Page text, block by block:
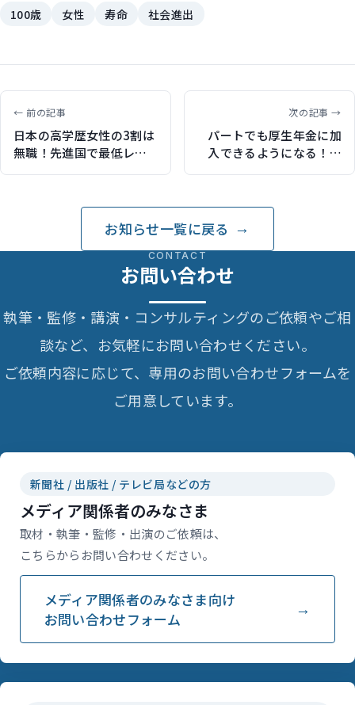
100歳 女性 寿命 社会進出
← 前の記事
日本の高学歴女性の3割は
無職！先進国で最低レベ
次の記事 →
パートでも厚生年金に加
入できるようになる！
お知らせ一覧に戻る
CONTACT
お問い合わせ
執筆・監修・講演・コンサルティングのご依頼やご相
談など、お気軽にお問い合わせください。
ご依頼内容に応じて、専用のお問い合わせフォームを
ご用意しています。
新聞社 / 出版社 / テレビ局などの方
メディア関係者のみなさま
取材・執筆・監修・出演のご依頼は、
こちらからお問い合わせください。
メディア関係者のみなさま向け
お問い合わせフォーム